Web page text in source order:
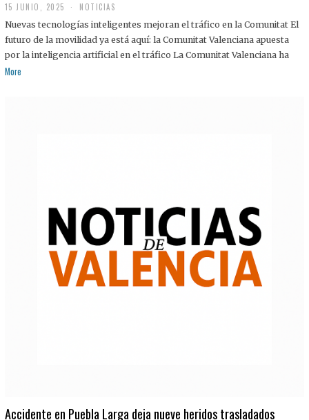
15 JUNIO, 2025 NOTICIAS
Nuevas tecnologías inteligentes mejoran el tráfico en la Comunitat El
futuro de la movilidad ya está aquí: la Comunitat Valenciana apuesta
por la inteligencia artificial en el tráfico La Comunitat Valenciana ha
More
Accidente en Puebla Larga deja nueve heridos trasladados